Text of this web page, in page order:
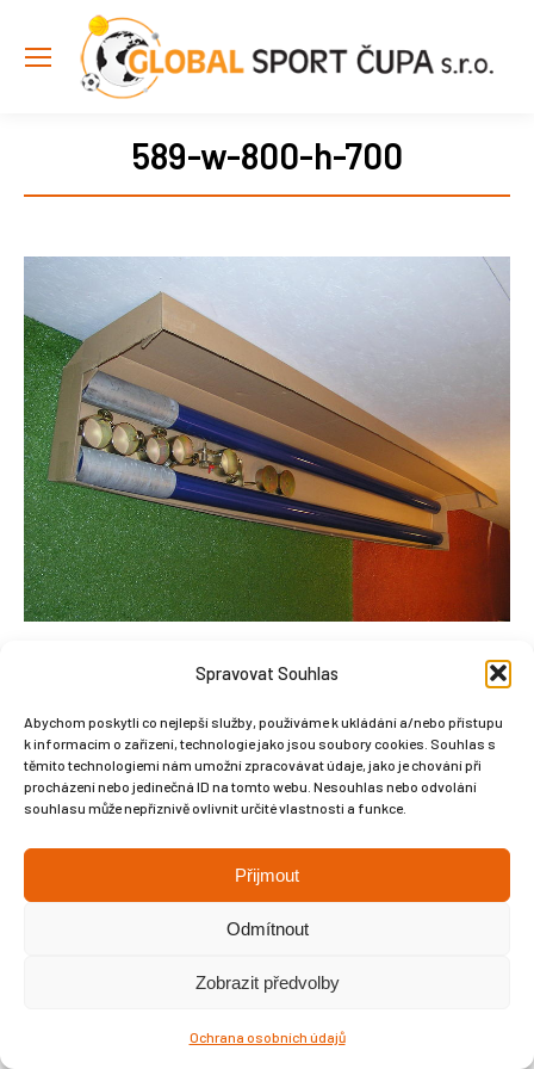
Spravovat Souhlas
Abychom poskytli co nejlepší služby, používáme k ukládání a/nebo přístupu
k informacím o zařízení, technologie jako jsou soubory cookies. Souhlas s
těmito technologiemi nám umožní zpracovávat údaje, jako je chování při
procházení nebo jedinečná ID na tomto webu. Nesouhlas nebo odvolání
souhlasu může nepříznivě ovlivnit určité vlastnosti a funkce.
Přijmout
Odmítnout
Zobrazit předvolby
Ochrana osobních údajů
589-w-800-h-700
Copyright © Weiron Dynamics, s.r.o. |Tvorba webových stránek
SEO